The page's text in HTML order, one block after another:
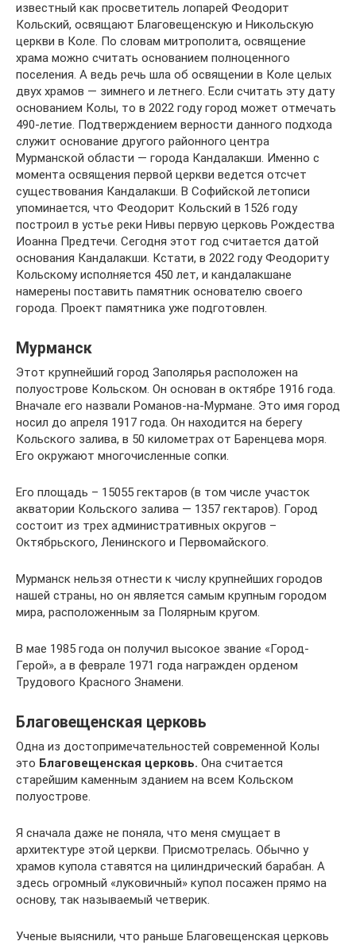
известный как просветитель лопарей Феодорит
Кольский, освящают Благовещенскую и Никольскую
церкви в Коле. По словам митрополита, освящение
храма можно считать основанием полноценного
поселения. А ведь речь шла об освящении в Коле целых
двух храмов — зимнего и летнего. Если считать эту дату
основанием Колы, то в 2022 году город может отмечать
490-летие. Подтверждением верности данного подхода
служит основание другого районного центра
Мурманской области — города Кандалакши. Именно с
момента освящения первой церкви ведется отсчет
существования Кандалакши. В Софийской летописи
упоминается, что Феодорит Кольский в 1526 году
построил в устье реки Нивы первую церковь Рождества
Иоанна Предтечи. Сегодня этот год считается датой
основания Кандалакши. Кстати, в 2022 году Феодориту
Кольскому исполняется 450 лет, и кандалакшане
намерены поставить памятник основателю своего
города. Проект памятника уже подготовлен.
Мурманск
Этот крупнейший город Заполярья расположен на
полуострове Кольском. Он основан в октябре 1916 года.
Вначале его назвали Романов-на-Мурмане. Это имя город
носил до апреля 1917 года. Он находится на берегу
Кольского залива, в 50 километрах от Баренцева моря.
Его окружают многочисленные сопки.
Его площадь – 15055 гектаров (в том числе участок
акватории Кольского залива — 1357 гектаров). Город
состоит из трех административных округов –
Октябрьского, Ленинского и Первомайского.
Мурманск нельзя отнести к числу крупнейших городов
нашей страны, но он является самым крупным городом
мира, расположенным за Полярным кругом.
В мае 1985 года он получил высокое звание «Город-
Герой», а в феврале 1971 года награжден орденом
Трудового Красного Знамени.
Благовещенская церковь
Одна из достопримечательностей современной Колы
это Благовещенская церковь. Она считается
старейшим каменным зданием на всем Кольском
полуострове.
Я сначала даже не поняла, что меня смущает в
архитектуре этой церкви. Присмотрелась. Обычно у
храмов купола ставятся на цилиндрический барабан. А
здесь огромный «луковичный» купол посажен прямо на
основу, так называемый четверик.
Ученые выяснили, что раньше Благовещенская церковь